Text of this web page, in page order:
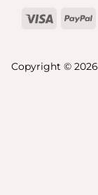
Visa
Copyright © 2026